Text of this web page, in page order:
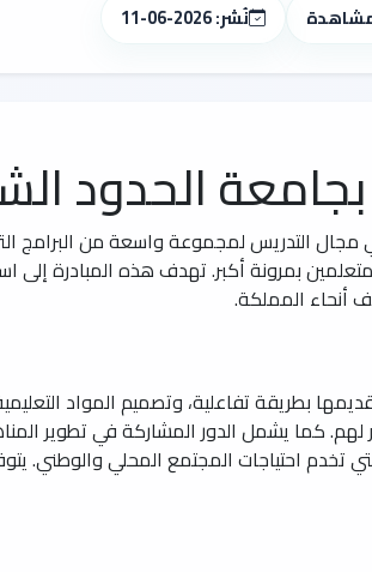
نُشر: 2026-06-11
الحدود
التدريس لمجموعة واسعة من البرامج
بمرونة أكبر. تهدف هذه المبادرة
أنحاء المملكة.
بطريقة تفاعلية، وتصميم المواد
لهم. كما يشمل الدور المشاركة في تطوير
تخدم احتياجات المجتمع المحلي والوطني.